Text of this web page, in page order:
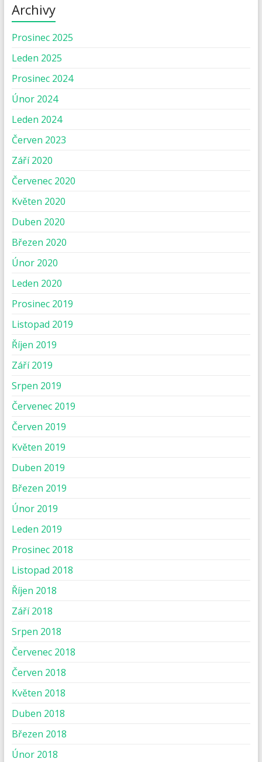
Archivy
Prosinec 2025
Leden 2025
Prosinec 2024
Únor 2024
Leden 2024
Červen 2023
Září 2020
Červenec 2020
Květen 2020
Duben 2020
Březen 2020
Únor 2020
Leden 2020
Prosinec 2019
Listopad 2019
Říjen 2019
Září 2019
Srpen 2019
Červenec 2019
Červen 2019
Květen 2019
Duben 2019
Březen 2019
Únor 2019
Leden 2019
Prosinec 2018
Listopad 2018
Říjen 2018
Září 2018
Srpen 2018
Červenec 2018
Červen 2018
Květen 2018
Duben 2018
Březen 2018
Únor 2018